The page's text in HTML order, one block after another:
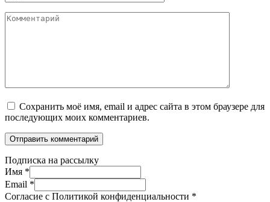
Комментарий
Сохранить моё имя, email и адрес сайта в этом браузере для
последующих моих комментариев.
Подписка на рассылку
Имя *
Email *
Согласие с Политикой конфиденциальности *